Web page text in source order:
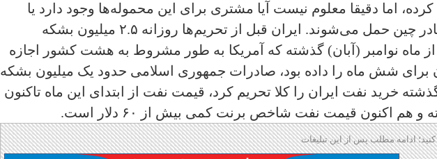
اما دقیقا معلوم نیست آیا مشتری برای این محموله‌ها وجود دارد یا
برای ذخیره کردن در بنادر چین حمل می‌شوند. ایران قبل از تحریم‌ها روزانه ۲.۵ میلیون بشکه
ماه نوامبر (آبان) گذشته که آمریکا به طور مشروط به هشت کشور اجازه
برای شش ماه را داده بود، صادرات جمهوری اسلامی حدود یک میلیون بشکه
خرید نفت ایران را کلا تحریم کرد، قیمت نفت از ابتدای این ماه تاکنون
ادامه مطلب پس از این تبلیغات